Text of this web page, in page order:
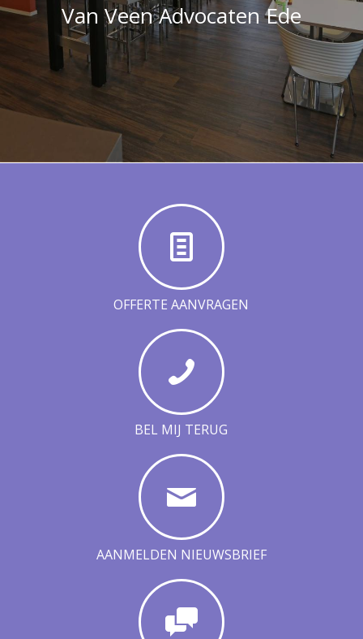
Van Veen Advocaten Ede
OFFERTE AANVRAGEN
BEL MIJ TERUG
AANMELDEN NIEUWSBRIEF